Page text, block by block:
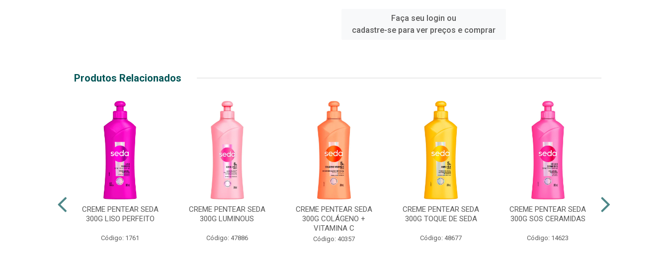
Faça seu login ou
cadastre-se para ver preços e comprar
Produtos Relacionados
CREME PENTEAR SEDA
300G LISO PERFEITO
Código: 1761
CREME PENTEAR SEDA
300G LUMINOUS
Código: 47886
CREME PENTEAR SEDA
300G COLÁGENO +
VITAMINA C
Código: 40357
CREME PENTEAR SEDA
300G TOQUE DE SEDA
Código: 48677
CREME PENTEAR SEDA
300G SOS CERAMIDAS
Código: 14623